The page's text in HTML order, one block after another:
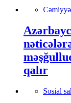
qalır
Sosial